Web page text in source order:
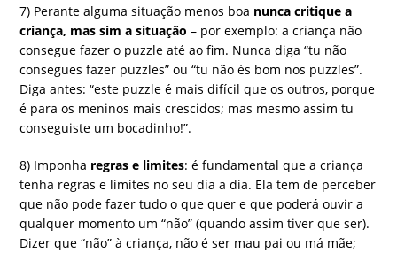
7) Perante alguma situação menos boa nunca critique a
criança, mas sim a situação – por exemplo: a criança não
consegue fazer o puzzle até ao fim. Nunca diga “tu não
consegues fazer puzzles” ou “tu não és bom nos puzzles”.
Diga antes: “este puzzle é mais difícil que os outros, porque
é para os meninos mais crescidos; mas mesmo assim tu
conseguiste um bocadinho!”.
8) Imponha regras e limites: é fundamental que a criança
tenha regras e limites no seu dia a dia. Ela tem de perceber
que não pode fazer tudo o que quer e que poderá ouvir a
qualquer momento um “não” (quando assim tiver que ser).
Dizer que “não” à criança, não é ser mau pai ou má mãe;